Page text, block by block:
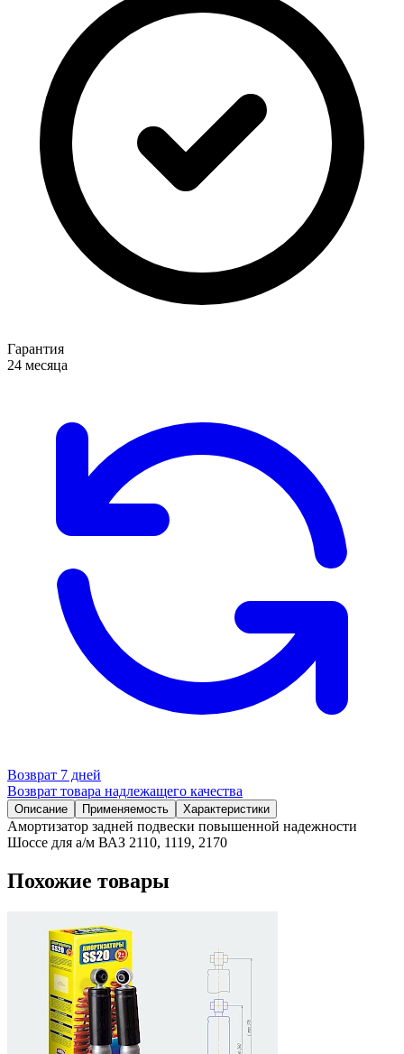
Гарантия
24 месяца
Возврат 7 дней
Возврат товара надлежащего качества
Описание Применяемость Характеристики
Амортизатор задней подвески повышенной надежности
Шоссе для а/м ВАЗ 2110, 1119, 2170
Похожие товары